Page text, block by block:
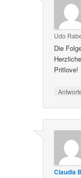
Udo
Die
Pritlove!
Claudia